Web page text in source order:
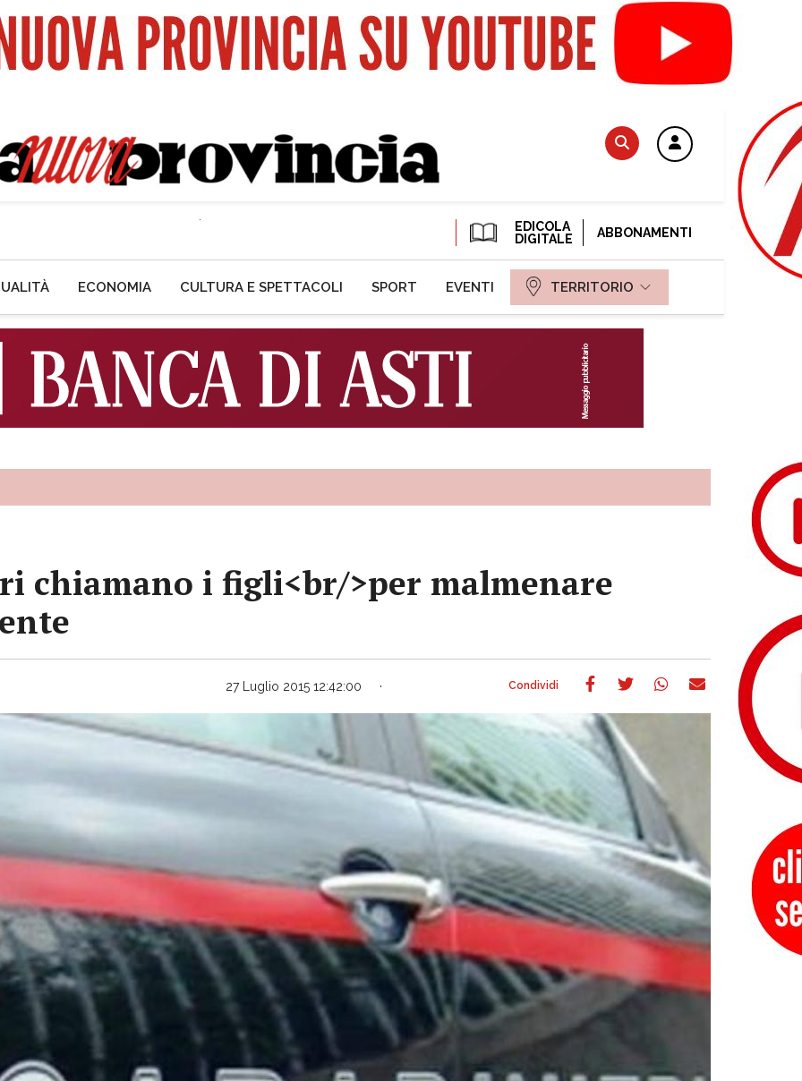
EDICOLA
DIGITALE
ABBONAMENTI
ECONOMIA CULTURA E SPETTACOLI SPORT EVENTI TERRITORIO
chiamano i figli<br/>per malmenare
27 Luglio 2015 12:42:00